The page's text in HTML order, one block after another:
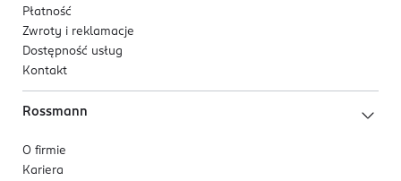
Płatność
Zwroty i reklamacje
Dostępność usług
Kontakt
Rossmann
O firmie
Kariera